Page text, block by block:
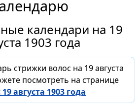
календари на 19
1903 года
стрижки волос на 19 августа
посмотреть на странице
августа 1903 года